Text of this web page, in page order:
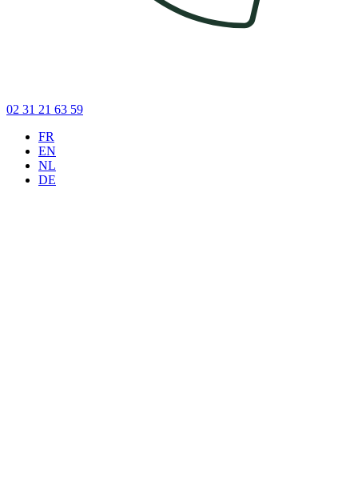
02 31 21 63 59
FR
EN
NL
DE